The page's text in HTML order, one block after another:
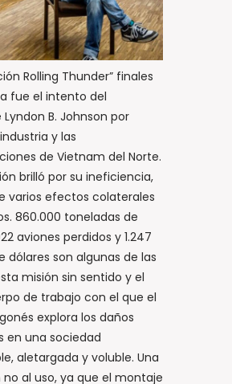
Rolling Thunder” finales
fue el intento del
B. Johnson por
y las
de Vietnam del Norte.
brilló por su ineficiencia,
varios efectos colaterales
860.000 toneladas de
aviones perdidos y 1.247
dólares son algunas de las
misión sin sentido y el
de trabajo con el que el
explora los daños
en una sociedad
aletargada y voluble. Una
no al uso, ya que el montaje